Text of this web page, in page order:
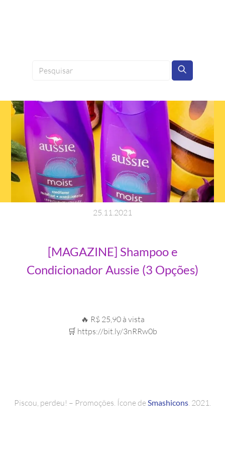
25 11 2021
[MAGAZINE] Shampoo e
Condicionador Aussie (3 Opções)
🔥 R$ 25,90 à vista
🛒 https://bit.ly/3nRRw0b
Piscou, perdeu! – Promoções. Ícone de Smashicons . 2021.